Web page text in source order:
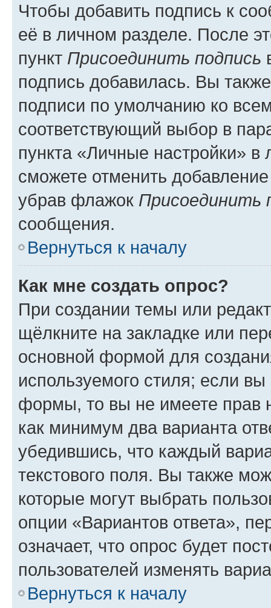
Чтобы добавить подпись к
её в личном разделе. После
пункт Присоединить подпись
подпись добавилась. Вы
подписи по умолчанию ко
соответствующий выбор в
пункта «Личные настройки»
сможете отменить
убрав флажок Присоединить
сообщения.
Вернуться к началу
Как мне создать опрос?
При создании темы или
щёлкните на закладке или
основной формой для
используемого стиля; если
формы, то вы не имеете прав
как минимум два варианта
убедившись, что каждый
текстового поля. Вы также
которые могут выбрать
опции «Вариантов ответа»,
означает, что опрос будет
пользователей изменять
Вернуться к началу